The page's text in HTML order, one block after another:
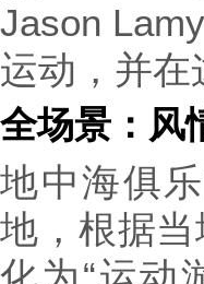
Jason
运动，并在
全场景：风
地中海俱
地，根据